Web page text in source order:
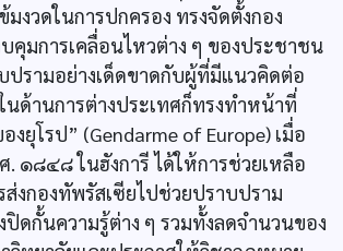
มงวดในการปกครอง ทรงจัดตั้งกอง
คุมการเคลื่อนไหวต่าง ๆ ของประชาชน
ปรามอย่างเด็ดขาดกับผู้ที่มีแนวคิดต่อ
นด้านการต่างประเทศก็ทรงทำหน้าที่
งยุโรป” (Gendarme of Europe) เมื่อ
. ๑๘๔๘ ในฮังการี ได้ให้การช่วยเหลือ
ส่งกองทัพรัสเซียไปช่วยปราบปราม
ปิดกั้นความรู้ต่าง ๆ รวมทั้งลดจำนวนของ